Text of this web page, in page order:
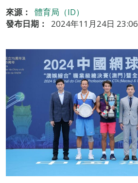
來源：
體育局（ID）
發布日期：
2024年11月24日 23:06